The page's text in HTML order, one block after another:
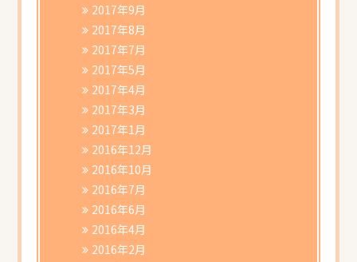
2017年9月
2017年8月
2017年7月
2017年5月
2017年4月
2017年3月
2017年1月
2016年12月
2016年10月
2016年7月
2016年6月
2016年4月
2016年2月